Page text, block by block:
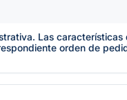
Las
orden de